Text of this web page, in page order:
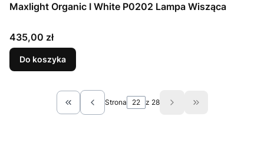
Maxlight Organic I White P0202 Lampa Wisząca
Cena
435,00 zł
Do koszyka
Wróć do pierwszej strony z produktami
Strona z 28 Przejdź do